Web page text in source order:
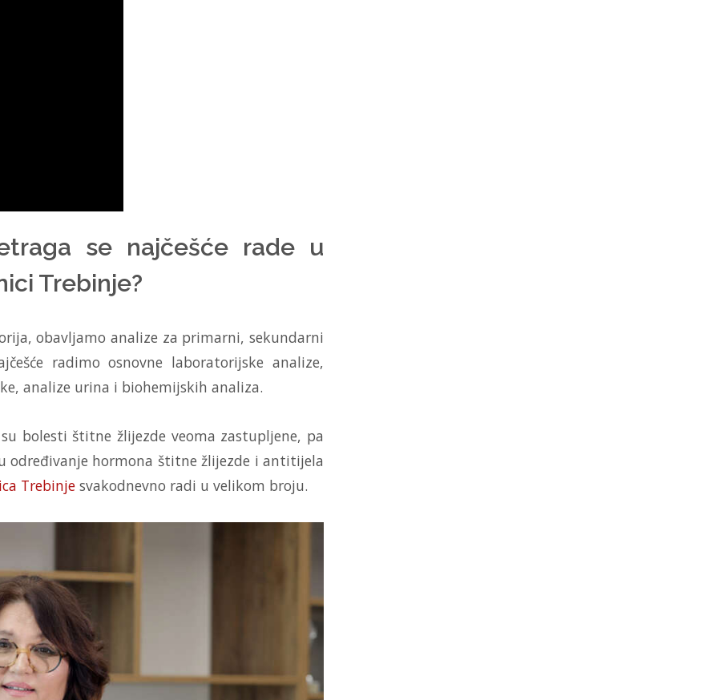
se najčešće rade u
Trebinje?
obavljamo analize za primarni, sekundarni
radimo osnovne laboratorijske analize,
analize urina i biohemijskih analiza.
bolesti štitne žlijezde veoma zastupljene, pa
određivanje hormona štitne žlijezde i antitijela
Trebinje svakodnevno radi u velikom broju.